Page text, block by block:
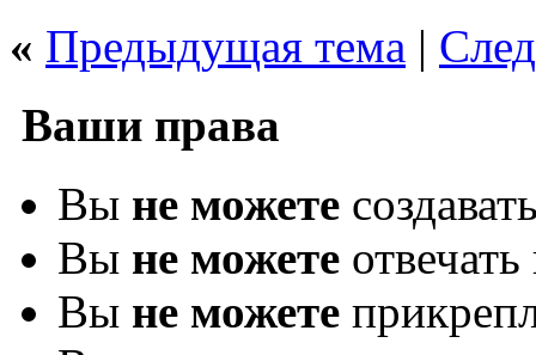
« Предыдущая тема |
Ваши права
Вы не можете
Вы не можете
Вы не можете